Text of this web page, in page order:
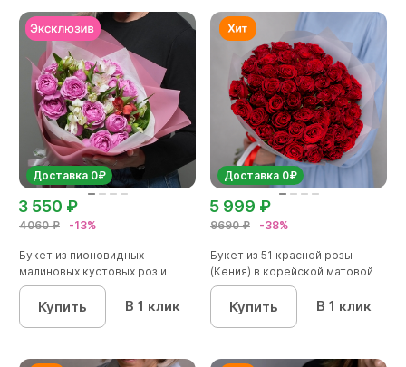
Доставка 0₽
4060 ₽ -13%
3 550 ₽
Букет из пионовидных
малиновых кустовых роз и
альстроме...
Купить В 1 клик
Доставка 0₽
9690 ₽ -38%
5 999 ₽
Букет из 51 красной розы
(Кения) в корейской матовой
уп...
Купить В 1 клик